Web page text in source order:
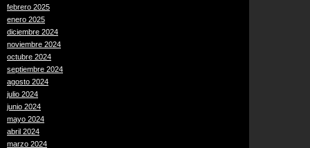
febrero 2025
enero 2025
diciembre 2024
noviembre 2024
octubre 2024
septiembre 2024
agosto 2024
julio 2024
junio 2024
mayo 2024
abril 2024
marzo 2024